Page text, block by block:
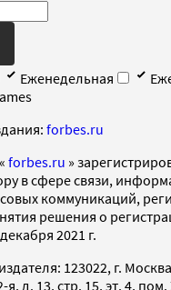
Еженедельная
forbes.ru
forbes.ru »
в сфере связи,
коммуникаций,
решения о
2021 г.
123022, г.
д. 13, стр. 15, эт. 4, пом.